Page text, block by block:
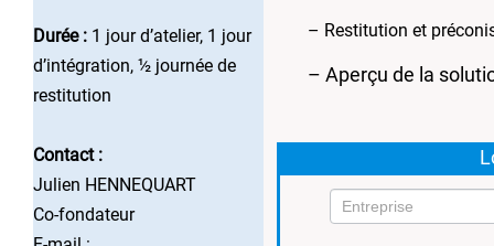
Durée : 1 jour d’atelier, 1 jour
d’intégration, ½ journée de
restitution
Contact :
Julien HENNEQUART
Co-fondateur
– Restitution et
– Aperçu de la